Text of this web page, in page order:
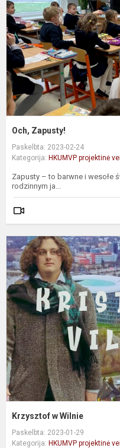
Och, Zapusty!
Paskelbta: 2023-02-24
Kategorija: HKUMVP projektinė
Zapusty – to barwne i wesołe
rodzinnym ja...
Krzysztof w Wilnie
Paskelbta: 2023-01-29
Kategorija: HKUMVP projektinė